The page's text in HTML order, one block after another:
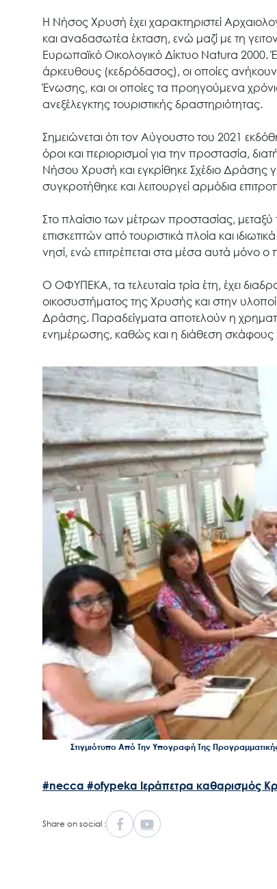
Η Νήσος Χρυσή έχει χαρακτηριστεί
και αναδασωτέα έκταση, ενώ μαζί με τη
Ευρωπαϊκό Οικολογικό Δίκτυο Natura 2000.
άρκευθους (κεδρόδασος), οι οποίες
Ένωσης, και οι οποίες τα προηγούμενα
ανεξέλεγκτης τουριστικής δραστηριότητας.
Σημειώνεται ότι τον Αύγουστο του 2021
όροι και περιορισμοί για την προστασία,
Νήσου Χρυσή και εγκρίθηκε Σχέδιο Δράσης
συγκροτήθηκε και λειτουργεί αρμόδια
Στο πλαίσιο των μέτρων προστασίας,
επισκεπτών από τουριστικά πλοία και
νησί, ενώ επιτρέπεται στα μέσα αυτά μόνο ο
Ο ΟΦΥΠΕΚΑ, τα τελευταία τρία έτη, έχει
οικοσυστήματος της Χρυσής και στην
Δράσης. Παραδείγματα αποτελούν η
ενημέρωσης, καθώς και η διάθεση σκάφους
Στιγμιότυπο Από Την Υπογραφή Της
#necca #ofypeka Ιεράπετρα καθαρισμός
Share on social :